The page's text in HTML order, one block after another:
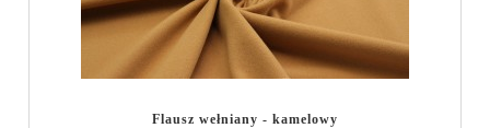
Flausz wełniany - kamelowy